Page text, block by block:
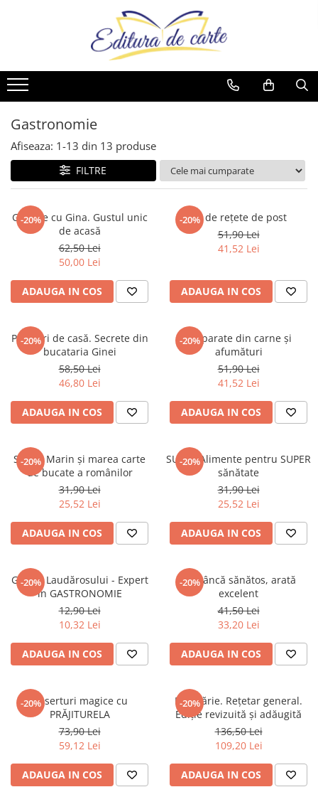
Capital
Evenimentul Zilei
Artă
Beletristică
Cultură generală
Cărți pentru copii
Drept/Legislație
Gastronomie
Istorie
Istorie/Critica
Jurnale/Memorii
Manuale scolare/Cursuri
Medicină
Poezie
Politică/Geopolitică
Psihologie
Sociologie
Sport
Stiinte/Educatie
Cărți
Reviste
Capital
Evenimentul Istoric
electronice
Reviste
Comunicate
Cărți
Reviste
Gastronomie
Afiseaza: 1-13 din 13 produse
FILTRE
-20%
Gătește cu Gina. Gustul unic
de acasă
62,50 Lei
50,00 Lei
ADAUGA IN COS
-20%52 de rețete de post
51,90 Lei
41,52 Lei
ADAUGA IN COS
-20%
Prăjituri de casă. Secrete din
bucataria Ginei
58,50 Lei
46,80 Lei
ADAUGA IN COS
-20%
Preparate din carne și
afumături
51,90 Lei
41,52 Lei
ADAUGA IN COS
-20%
Sanda Marin și marea carte
de bucate a românilor
31,90 Lei
25,52 Lei
ADAUGA IN COS
-20%
SUPER Alimente pentru SUPER
sănătate
31,90 Lei
25,52 Lei
ADAUGA IN COS
-20%
Ghidul Laudărosului - Expert
în GASTRONOMIE
12,90 Lei
10,32 Lei
ADAUGA IN COS
-20%
Mănâncă sănătos, arată
excelent
41,50 Lei
33,20 Lei
ADAUGA IN COS
-20%Deserturi magice cu
PRĂJITURELA
73,90 Lei
59,12 Lei
ADAUGA IN COS
-20%
Bucătărie. Rețetar general.
Ediție revizuită și adăugită
136,50 Lei
109,20 Lei
ADAUGA IN COS